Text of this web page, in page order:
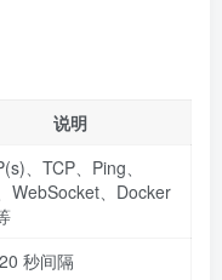
说明
、TCP、Ping、
WebSocket、Docker
秒间隔